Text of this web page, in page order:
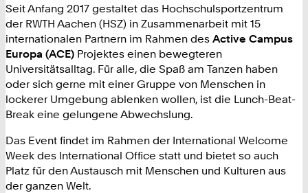
Seit Anfang 2017 gestaltet das Hochschulsportzentrum
der RWTH Aachen (HSZ) in Zusammenarbeit mit 15
internationalen Partnern im Rahmen des Active Campus
Europa (ACE) Projektes einen bewegteren
Universitätsalltag. Für alle, die Spaß am Tanzen haben
oder sich gerne mit einer Gruppe von Menschen in
lockerer Umgebung ablenken wollen, ist die Lunch-Beat-
Break eine gelungene Abwechslung.
Das Event findet im Rahmen der International Welcome
Week des International Office statt und bietet so auch
Platz für den Austausch mit Menschen und Kulturen aus
der ganzen Welt.